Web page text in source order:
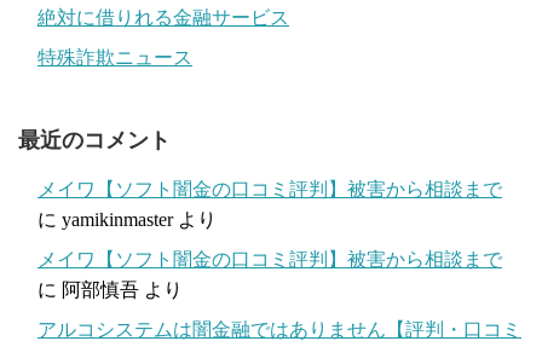
絶対に借りれる金融サービス
特殊詐欺ニュース
最近のコメント
メイワ【ソフト闇金の口コミ評判】被害から相談まで
に yamikinmasterより
メイワ【ソフト闇金の口コミ評判】被害から相談まで
に 阿部慎吾 より
アルコシステムは闇金融ではありません【評判・口コミ